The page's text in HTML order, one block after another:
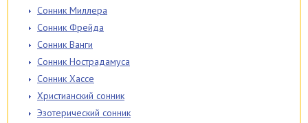
Сонник Миллера
Сонник Фрейда
Сонник Ванги
Сонник Нострадамуса
Сонник Хассе
Христианский сонник
Эзотерический сонник